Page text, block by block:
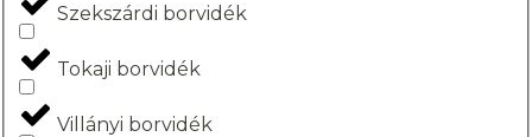
Szekszárdi borvidék
Tokaji borvidék
Villányi borvidék